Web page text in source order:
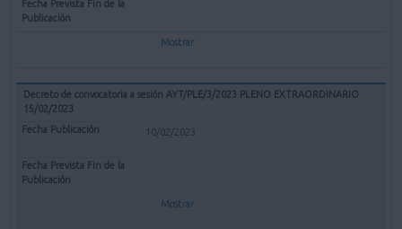
Mostrar
Decreto de convocatoria a sesión AYT/PLE/3/2023 PLENO EXTRAORDINARIO
15/02/2023
10/02/2023
Mostrar